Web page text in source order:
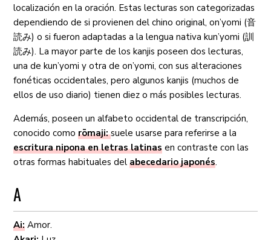
localización en la oración. Estas lecturas son categorizadas
dependiendo de si provienen del chino original,on’yomi (音
読み) o si fueron adaptadas a la lengua nativakun’yomi (訓
読み). La mayor parte de loskanjis poseen dos lecturas,
una dekun’yomi y otra deon’yomi, con sus alteraciones
fonéticas occidentales, pero algunoskanjis (muchos de
ellos de uso diario) tienen diez o más posibles lecturas.
Además, poseen un alfabeto occidental de transcripción,
conocido comorōmaji:suele usarse para referirse a la
escritura nipona en letras latinas en contraste con las
otras formas habituales delabecedario japonés.
A
Ai: Amor.